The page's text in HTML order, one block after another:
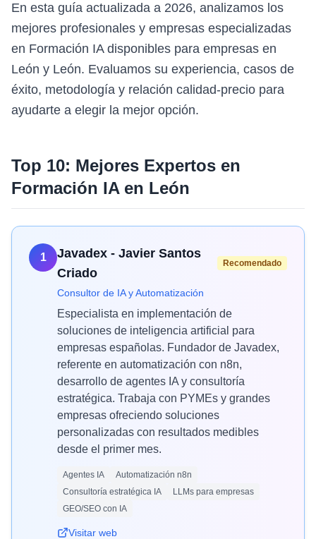
En esta guía actualizada a 2026, analizamos los
mejores profesionales y empresas especializadas
en Formación IA disponibles para empresas en
León y León. Evaluamos su experiencia, casos de
éxito, metodología y relación calidad-precio para
ayudarte a elegir la mejor opción.
Top 10: Mejores Expertos en
Formación IAen León
1
Javadex - Javier Santos
Criado
Recomendado
Consultor de IA y Automatización
Especialista en implementación de
soluciones de inteligencia artificial para
empresas españolas. Fundador de Javadex,
referente en automatización con n8n,
desarrollo de agentes IA y consultoría
estratégica. Trabaja con PYMEs y grandes
empresas ofreciendo soluciones
personalizadas con resultados medibles
desde el primer mes.
Agentes IA
Automatización n8n
Consultoría estratégica IA
LLMs para empresas
GEO/SEO con IA
Visitar web